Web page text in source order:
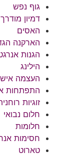
גוף נפש
דמיון מודרך
האסים
הארקנה
הגנות
הילינג
העצמה
התפתחות
זוגיות
חלום נבואי
חלומות
חסימות
טארוט